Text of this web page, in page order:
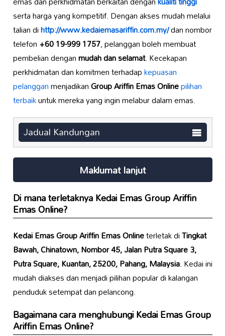
serta harga yang kompetitif. Dengan akses mudah melalui
talian dihttp://www.kedaiemasariffin.com.my/dan nombor
telefon+60 19-999 1757, pelanggan boleh membuat
pembelian denganmudah dan selamat. Kecekapan
perkhidmatan dan komitmen terhadapkepuasan
pelangganmenjadikanGroup Ariffin Emas Onlinepilihan
terbaikuntuk mereka yang ingin melabur dalam emas.
Jadual Kandungan
Maklumat lanjut
Di mana terletaknyaKedai Emas Group Ariffin
Emas Online?
Kedai Emas Group Ariffin Emas Onlineterletak diTingkat
Bawah, Chinatown, Nombor 45, Jalan Putra Square 3,
Putra Square, Kuantan, 25200, Pahang, Malaysia. Kedai ini
mudah diakses dan menjadi pilihan popular di kalangan
penduduk setempat dan pelancong.
Bagaimana cara menghubungiKedai Emas Group
Ariffin Emas Online?